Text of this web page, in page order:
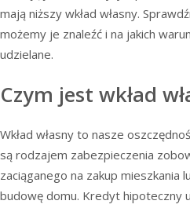
mają niższy wkład własny.
możemy je znaleźć i na jakich
udzielane.
Czym jest wkład
Wkład własny to nasze
są rodzajem zabezpieczenia
zaciąganego na zakup mieszkania
budowę domu. Kredyt hipoteczny